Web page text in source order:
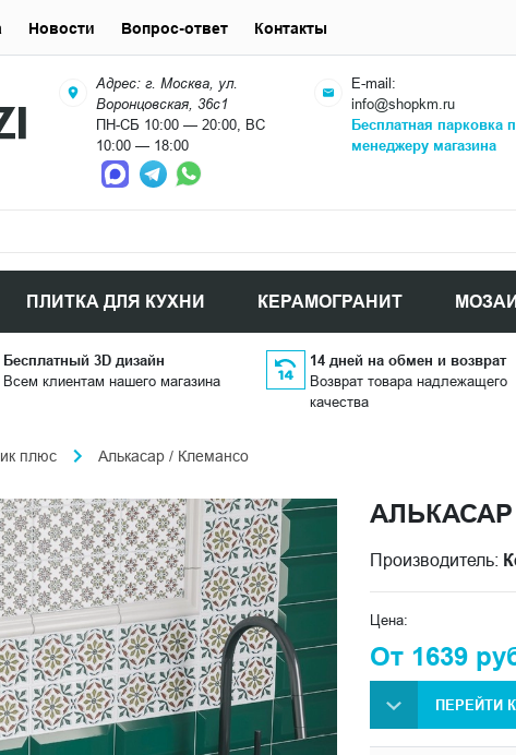
Адрес: г. Москва, ул.
Воронцовская, 36с1
ПН-СБ 10:00 — 20:00, ВС
10:00 — 18:00
E-mail:
info@shopkm.ru
Бесплатная парковка
менеджеру магазина
ПЛИТКА ДЛЯ КУХНИ КЕРАМОГРАНИТ
Новости Вопрос-ответ Контакты
Бесплатный 3D дизайн
Всем клиентам нашего магазина
14 дней на обмен и возврат
Возврат товара надлежащего
качества
плюс Алькасар / Клемансо
Производитель:
Цена:
От 1639
ПЕРЕЙТИ